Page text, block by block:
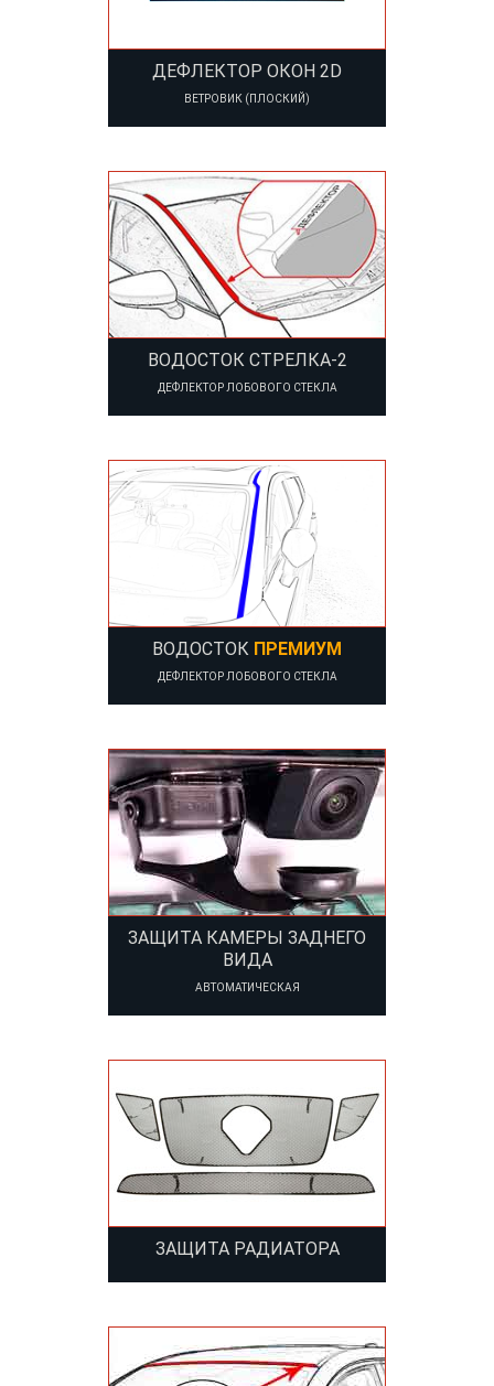
ДЕФЛЕКТОР ОКОН 2D
ВЕТРОВИК (ПЛОСКИЙ)
ВОДОСТОК СТРЕЛКА-2
ДЕФЛЕКТОР ЛОБОВОГО СТЕКЛА
ВОДОСТОК ПРЕМИУМ
ДЕФЛЕКТОР ЛОБОВОГО СТЕКЛА
ЗАЩИТА КАМЕРЫ ЗАДНЕГО
ВИДА
АВТОМАТИЧЕСКАЯ
ЗАЩИТА РАДИАТОРА